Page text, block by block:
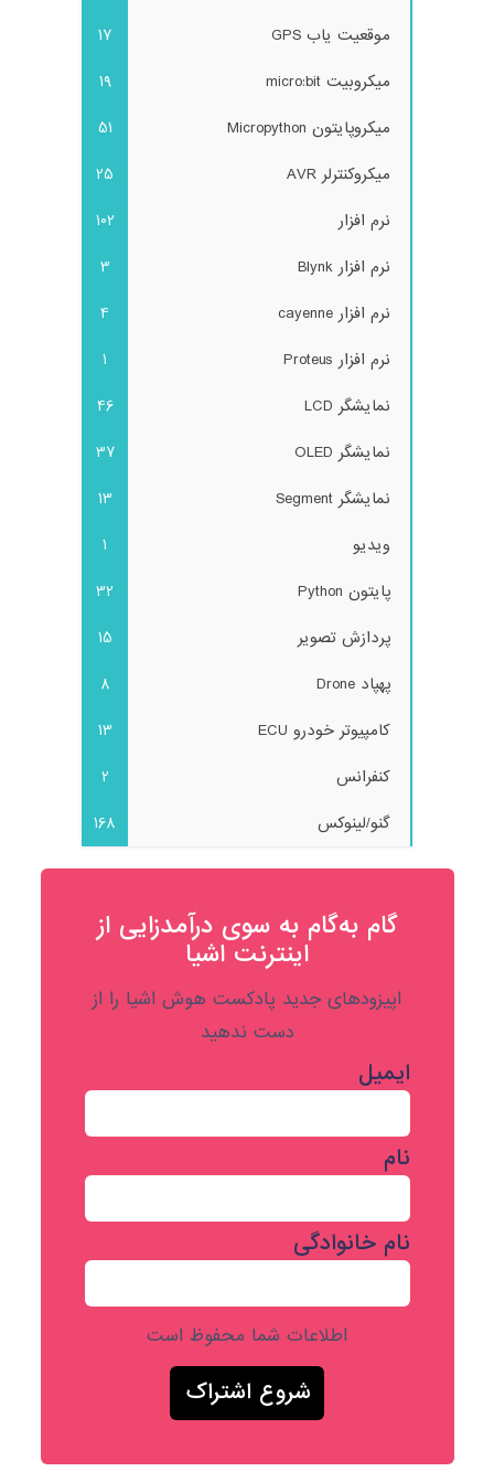
موقعیت یاب GPS
17
میکروبیت micro:bit
19
میکروپایتون Micropython
51
میکروکنترلر AVR
25
نرم افزار
102
نرم افزار Blynk
3
نرم افزار cayenne
4
نرم افزار Proteus
1
نمایشگر LCD
46
نمایشگر OLED
37
نمایشگر Segment
13
ویدیو
1
پایتون Python
32
پردازش تصویر
15
پهپاد Drone
8
کامپیوتر خودرو ECU
13
کنفرانس
2
گنو/لینوکس
168
گام به‌گام به‌ سوی درآمدزایی از
اینترنت اشیا
اپیزودهای جدید پادکست هوش اشیا را از
دست ندهید
ایمیل
نام
نام خانوادگی
اطلاعات شما محفوظ است